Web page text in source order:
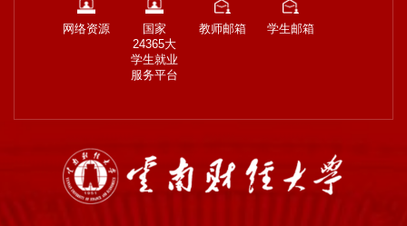
网络资源
国家
24365大
学生就业
服务平台
教师邮箱 学生邮箱